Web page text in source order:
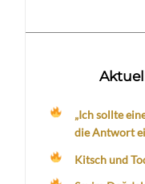
„Ich sollte
die Antwort
Kitsch und